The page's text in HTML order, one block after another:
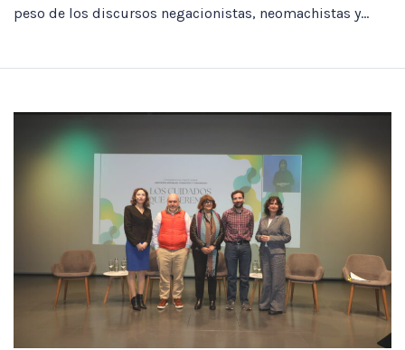
peso de los discursos negacionistas, neomachistas y...